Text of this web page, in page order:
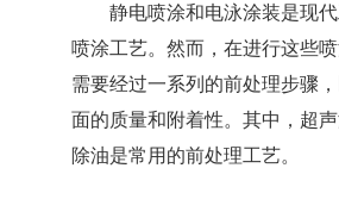
静电喷涂和电泳涂装是现
喷涂工艺。然而，在进行这些喷
需要经过一系列的前处理步骤
面的质量和附着性。其中，超
除油是常用的前处理工艺。